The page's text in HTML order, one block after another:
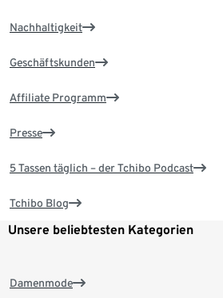
Nachhaltigkeit
Geschäftskunden
Affiliate Programm
Presse
5 Tassen täglich – der Tchibo Podcast
Tchibo Blog
Unsere beliebtesten Kategorien
Damenmode